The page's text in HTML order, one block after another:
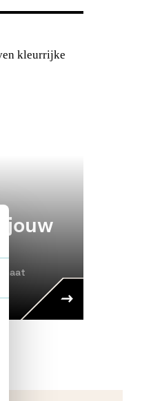
jouw